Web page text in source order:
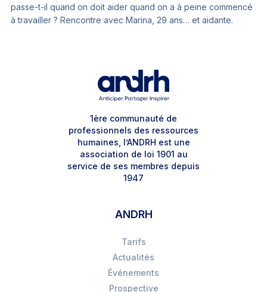
passe-t-il quand on doit aider quand on a à peine commencé
à travailler ? Rencontre avec Marina, 29 ans… et aidante.
1ère communauté de
professionnels des ressources
humaines, l’ANDRH est une
association de loi 1901 au
service de ses membres depuis
1947
ANDRH
Tarifs
Actualités
Événements
Prospective